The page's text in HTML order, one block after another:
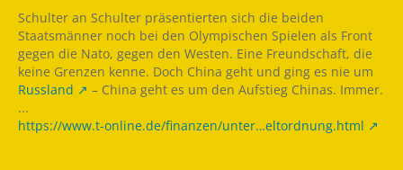
Schulter an Schulter präsentierten sich die beiden
Staatsmänner noch bei den Olympischen Spielen als Front
gegen die Nato, gegen den Westen. Eine Freundschaft, die
keine Grenzen kenne. Doch China geht und ging es nie um
Russland
– China geht es um den Aufstieg Chinas. Immer.
...
https://www.t-online.de/finanzen/unter…eltordnung.html